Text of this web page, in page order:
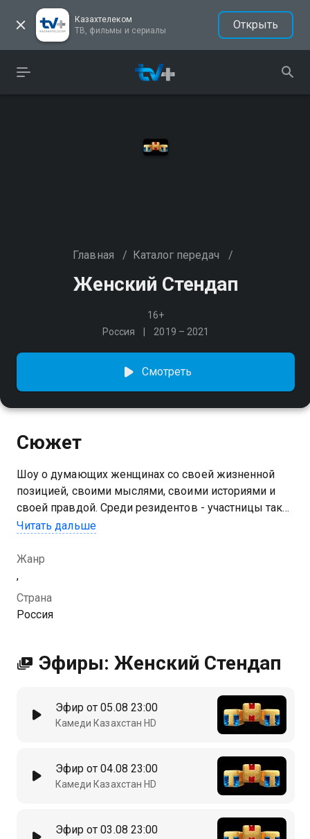
Казахтелеком
ТВ, фильмы и сериалы
Открыть
Главная / Каталог передач /
Женский Стендап
16+
Россия
2019 – 2021
Смотреть
Сюжет
Шоу о думающих женщинах со своей жизненной
позицией, своими мыслями, своими историями и
своей правдой. Среди резидентов - участницы таких
проектов, как "Открытый микрофон", "Stand Up" и
Читать дальше
Жанр
,
Страна
Россия
Эфиры: Женский Стендап
Эфир от 05.08 23:00
Камеди Казахстан HD
Эфир от 04.08 23:00
Камеди Казахстан HD
Эфир от 03.08 23:00